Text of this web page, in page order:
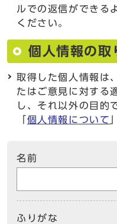
ルでの返信ができる
ください。
個人情報の取
取得した個人情報は
たはご意見に対する
し、それ以外の目的
「個人情報について
名前
ふりがな